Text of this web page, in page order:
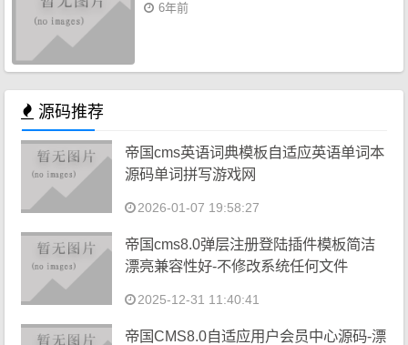
6年前
源码推荐
帝国cms英语词典模板自适应英语单词本
源码单词拼写游戏网
2026-01-07 19:58:27
帝国cms8.0弹层注册登陆插件模板简洁
漂亮兼容性好-不修改系统任何文件
2025-12-31 11:40:41
帝国CMS8.0自适应用户会员中心源码-漂